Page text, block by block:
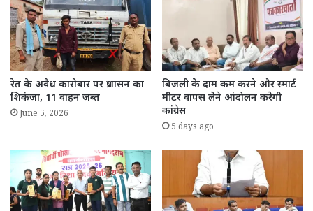
रेत के अवैध कारोबार पर प्रशासन का
शिकंजा, 11 वाहन जब्त
June 5, 2026
बिजली के दाम कम करने और स्मार्ट
मीटर वापस लेने आंदोलन करेगी
कांग्रेस
5 days ago